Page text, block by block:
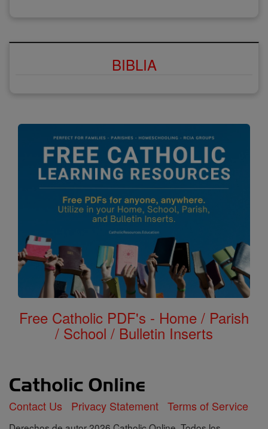
BIBLIA
Free Catholic PDF's - Home / Parish
/ School / Bulletin Inserts
Contact Us Privacy Statement Terms of Service